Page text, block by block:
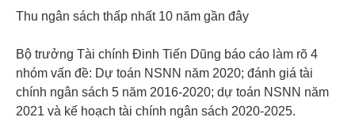
Thu ngân sách thấp nhất 10 năm gần đây
Bộ trưởng Tài chính Đinh Tiến Dũng báo cáo làm rõ 4
nhóm vấn đề: Dự toán NSNN năm 2020; đánh giá tài
chính ngân sách 5 năm 2016-2020; dự toán NSNN năm
2021 và kế hoạch tài chính ngân sách 2020-2025.